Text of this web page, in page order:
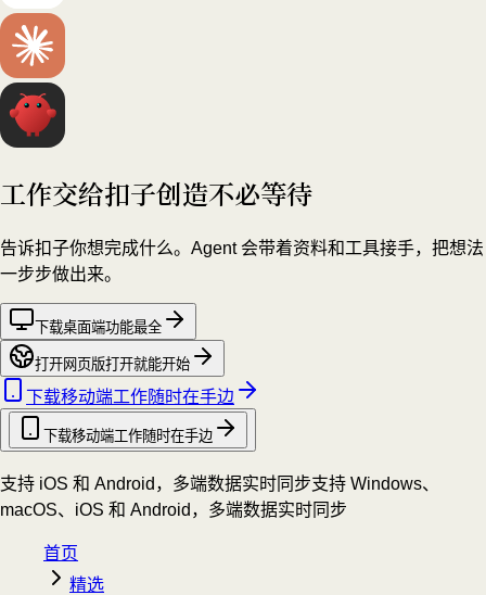
工作交给扣子创造不必等待
告诉扣子你想完成什么。Agent 会带着资料和工具接手，把想法
一步步做出来。
下载桌面端功能最全
打开网页版打开就能开始
下载移动端工作随时在手边
下载移动端工作随时在手边
支持 iOS 和 Android，多端数据实时同步支持 Windows、
macOS、iOS 和 Android，多端数据实时同步
首页
精选